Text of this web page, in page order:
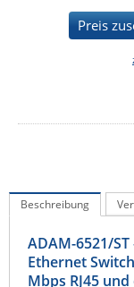
LigoWave
Power Kingdom
Raritan
Preis
Beschreibung
ADAM-6521/
Ethernet
Mbps RJ45